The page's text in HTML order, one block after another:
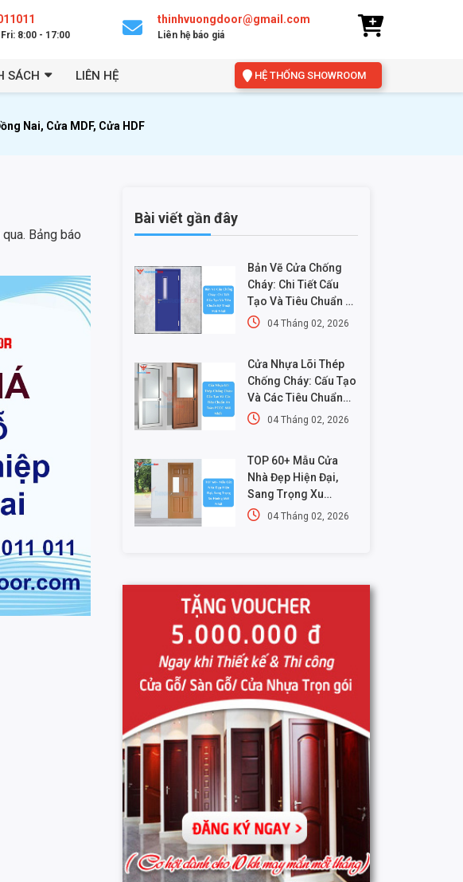
8:00 - 17:00
thinhvuongdoor@gmail.com
Liên hệ báo giá
SÁCH LIÊN HỆ HỆ THỐNG SHOWROOM
Nai, Cửa MDF, Cửa HDF
Bảng báo
Bài viết gần đây
Bản Vẽ Cửa Chống
Cháy: Chi Tiết Cấu
Tạo Và Tiêu Chuẩn Kỹ
Thuật Mới Nhất
04 Tháng 02, 2026
Cửa Nhựa Lõi Thép
Chống Cháy: Cấu Tạo
Và Các Tiêu Chuẩn
An Toàn PCCC Mới
04 Tháng 02, 2026
TOP 60+ Mẫu Cửa
Nhà Đẹp Hiện Đại,
Sang Trọng Xu
Hướng Mới Nhất
04 Tháng 02, 2026